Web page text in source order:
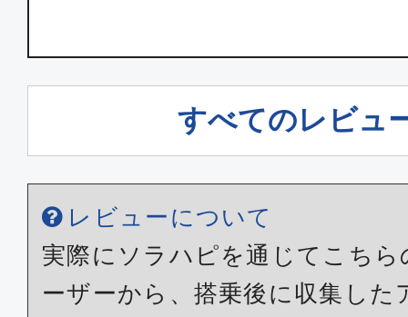
すべてのレビュ
レビューについて
実際にソラハピを通じてこち
ーザーから、搭乗後に収集した